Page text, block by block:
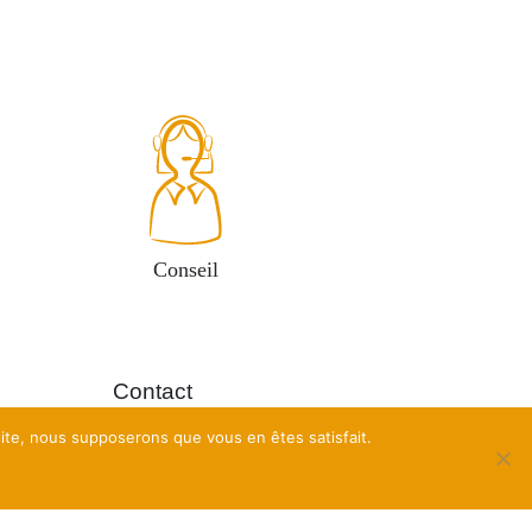
Conseil
Contact
À propos
nous supposerons que vous en êtes satisfait.